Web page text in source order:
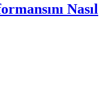
Nasıl